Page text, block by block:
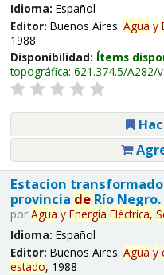
Idioma: Español
Editor: Buenos Aires: Agua y
1988
Disponibilidad: Ítems
topográfica: 621.374.5/A282/
Estacion
provincia deRío Negro.
por Agua y Energía Eléctrica,
Idioma: Español
Editor: Buenos Aires: Agua y
estado, 1988